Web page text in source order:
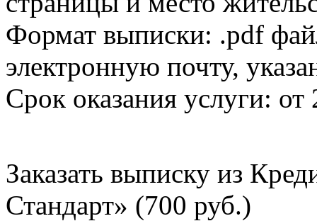
Формат выписки: .pdf
электронную почту,
Срок оказания услуги: от
Заказать выписку из
Стандарт» (700 руб.)